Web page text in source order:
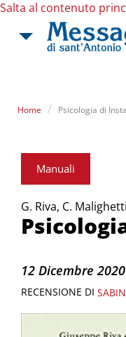
Salta al contenuto
Home Psicologia di
Manuali
G. Riva, C. Malighetti
12 Dicembre 2020
RECENSIONE DI